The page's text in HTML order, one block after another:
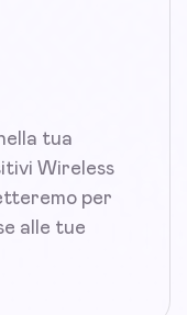
tua
Wireless
per
alle tue